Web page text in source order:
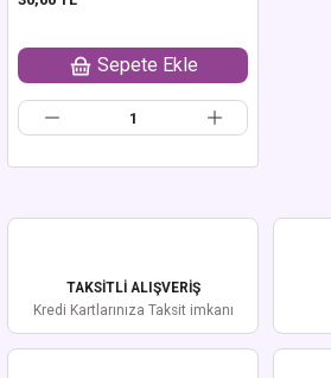
Sepete Ekle
TAKSİTLİ ALIŞVERİŞ
Kredi Kartlarınıza Taksit imkanı